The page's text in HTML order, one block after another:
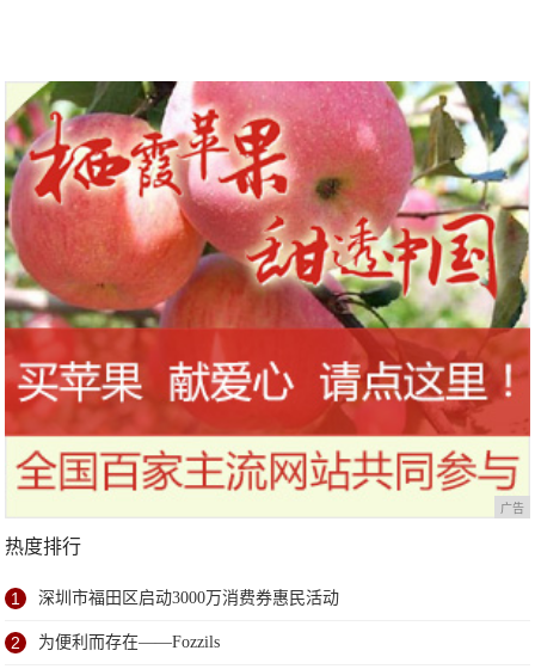
广告
热度排行
1 深圳市福田区启动3000万消费券惠民活动
2 为便利而存在——Fozzils